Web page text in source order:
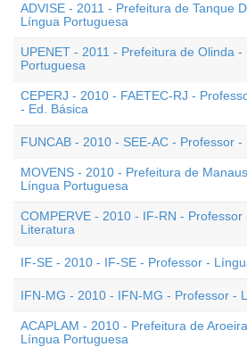
ADVISE - 2011 - Prefeitura de Tanque
Língua Portuguesa
UPENET - 2011 - Prefeitura de Olinda
Portuguesa
CEPERJ - 2010 - FAETEC-RJ -
- Ed. Básica
FUNCAB - 2010 - SEE-AC - Professor
MOVENS - 2010 - Prefeitura de
Língua Portuguesa
COMPERVE - 2010 - IF-RN -
Literatura
IF-SE - 2010 - IF-SE - Professor -
IFN-MG - 2010 - IFN-MG - Professor -
ACAPLAM - 2010 - Prefeitura de
Língua Portuguesa